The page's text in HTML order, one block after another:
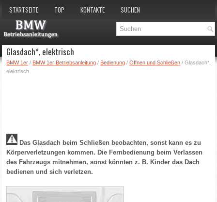
STARTSEITE TOP KONTAKTE SUCHEN
Glasdach*, elektrisch
BMW 1er / BMW 1er Betriebsanleitung / Bedienung /Öffnen und Schließen / Glasdach*,
elektrisch
Das Glasdach beim Schließen beobachten, sonst kann es zu
Körperverletzungen kommen. Die Fernbedienung beim Verlassen
des Fahrzeugs mitnehmen, sonst könnten z. B. Kinder das Dach
bedienen und sich verletzen.